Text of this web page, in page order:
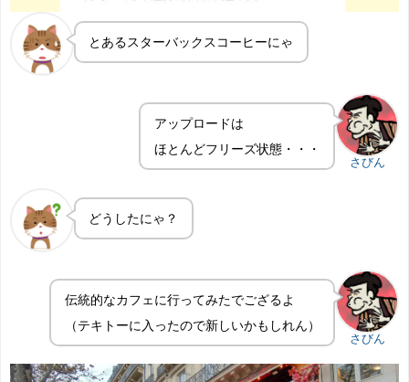
とあるスターバックスコーヒーにゃ
さびん
アップロードは
ほとんどフリーズ状態・・・
どうしたにゃ？
さびん
伝統的なカフェに行ってみたでござるよ
（テキトーに入ったので新しいかもしれん）